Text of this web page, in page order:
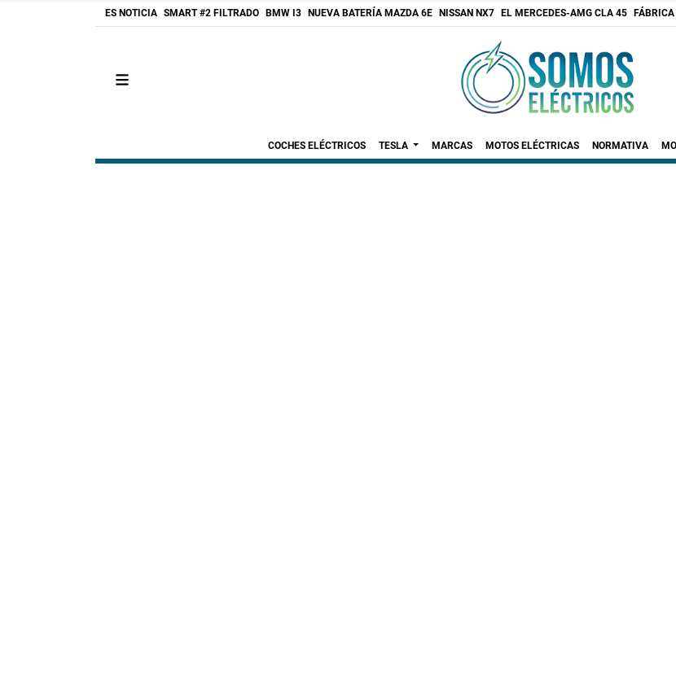
ES NOTICIA SMART #2 FILTRADO BMW I3 NUEVA BATERÍA MAZDA 6E NISSAN NX7 EL MERCEDES-AMG CLA 45
COCHES ELÉCTRICOS TESLA MARCAS MOTOS ELÉCTRICAS NORMATIVA